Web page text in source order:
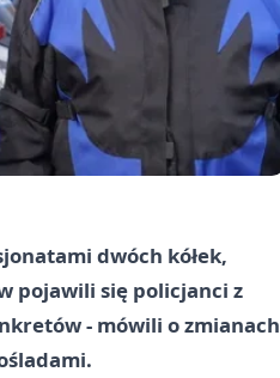
dwóch kółek,
pojawili się policjanci z
- mówili o zmianach